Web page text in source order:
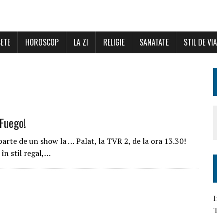
HOROSCOP LA ZI RELIGIE SANATATE STIL DE
de un show la … Palat, la TVR 2, de la ora 13.30!
în stil regal,…